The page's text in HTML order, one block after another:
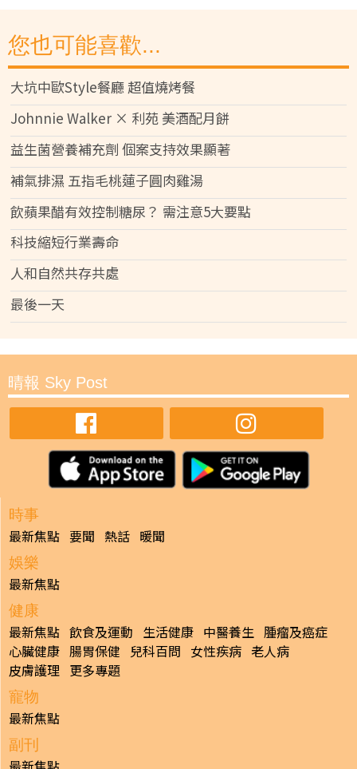
您也可能喜歡...
大坑中歐Style餐廳 超值燒烤餐
Johnnie Walker × 利苑 美酒配月餅
益生菌營養補充劑 個案支持效果顯著
補氣排濕 五指毛桃蓮子圓肉雞湯
飲蘋果醋有效控制糖尿？ 需注意5大要點
科技縮短行業壽命
人和自然共存共處
最後一天
晴報 Sky Post
時事
最新焦點 要聞 熱話 暖聞
娛樂
最新焦點
健康
最新焦點 飲食及運動 生活健康 中醫養生 腫瘤及癌症
心臟健康 腸胃保健 兒科百問 女性疾病 老人病
皮膚護理 更多專題
寵物
最新焦點
副刊